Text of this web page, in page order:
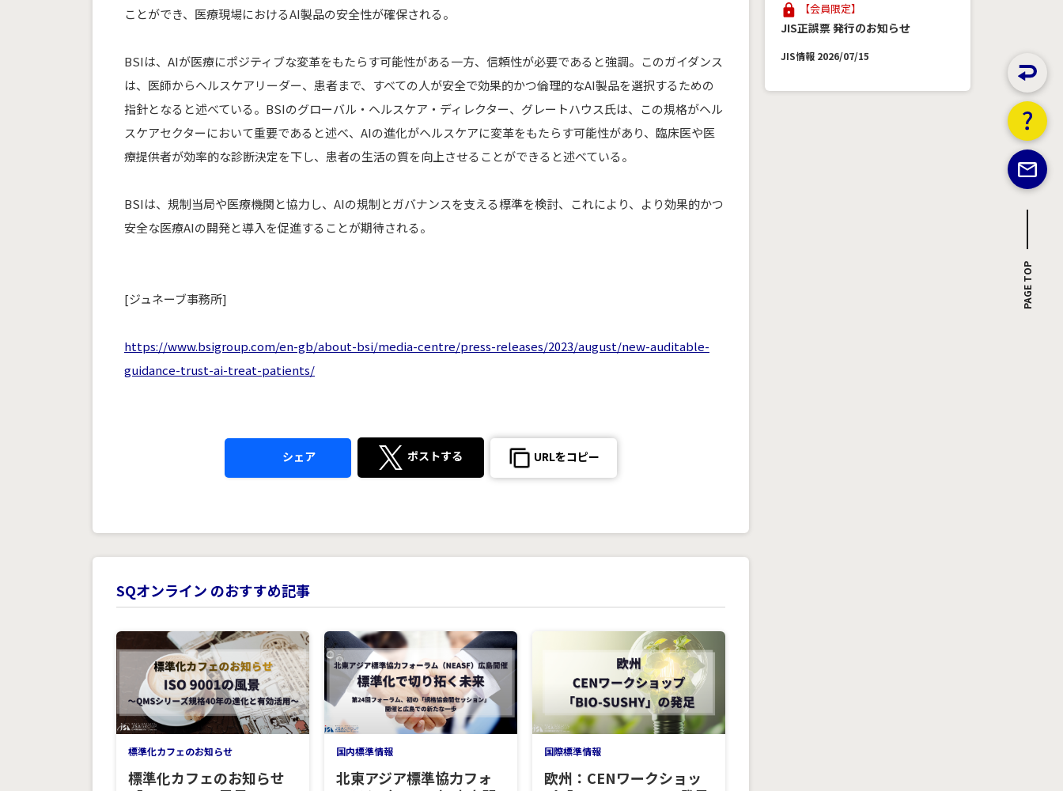
ことができ、医療現場におけるAI製品の安全性が確保される。
BSIは、AIが医療にポジティブな変革をもたらす可能性がある一方、信頼性が必要であると強調。このガイダンス
は、医師からヘルスケアリーダー、患者まで、すべての人が安全で効果的かつ倫理的なAI製品を選択するための
指針となると述べている。BSIのグローバル・ヘルスケア・ディレクター、グレートハウス氏は、この規格がヘル
スケアセクターにおいて重要であると述べ、AIの進化がヘルスケアに変革をもたらす可能性があり、臨床医や医
療提供者が効率的な診断決定を下し、患者の生活の質を向上させることができると述べている。
BSIは、規制当局や医療機関と協力し、AIの規制とガバナンスを支える標準を検討、これにより、より効果的かつ
安全な医療AIの開発と導入を促進することが期待される。
[ジュネーブ事務所]
https://www.bsigroup.com/en-gb/about-bsi/media-centre/press-releases/2023/august/new-auditable-
guidance-trust-ai-treat-patients/
シェア ポストする URLをコピー
SQオンライン のおすすめ記事
標準化カフェのお知らせ
標準化カフェのお知らせ
国内標準情報
北東アジア標準協力フォ
国際標準情報
欧州：CENワークショッ
【会員限定】
JIS正誤票 発行のお知らせ
JIS情報 2026/07/15
PAGE TOP